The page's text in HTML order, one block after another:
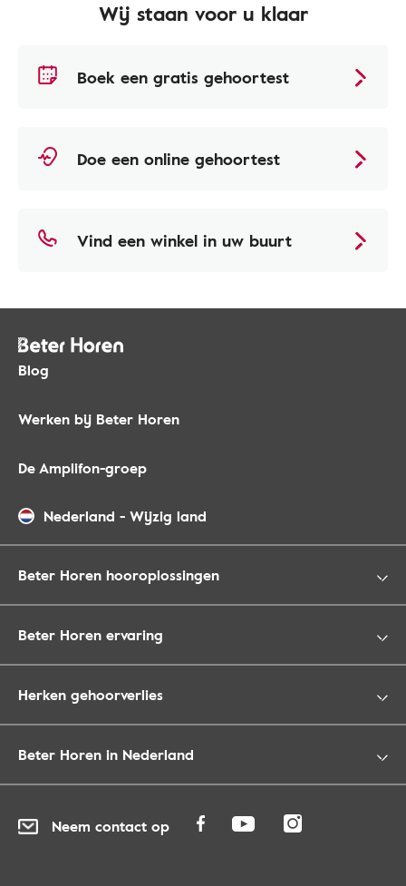
Wij staan voor u klaar
Boek een gratis gehoortest
Doe een online gehoortest
Vind een winkel in uw buurt
Blog
Werken bij Beter Horen
De Amplifon-groep
Nederland - Wijzig land
Beter Horen hooroplossingen
Beter Horen ervaring
Herken gehoorverlies
Beter Horen in Nederland
Neem contact op